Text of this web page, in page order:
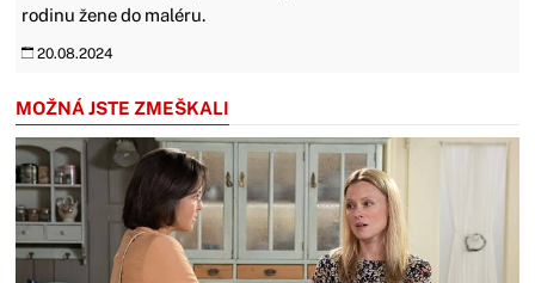
rodinu žene do maléru.
20.08.2024
MOŽNÁ JSTE ZMEŠKALI